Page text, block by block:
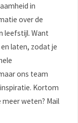
in
over de
leefstijl. Want
laten, zodat je
ons team
Kortom
meer weten? Mail